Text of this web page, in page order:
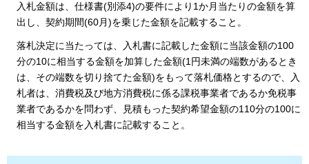
入札金額は、仕様書(別添4)の要件により1か月当たりの金額を算
出し、契約期間(60月)を乗じた金額を記載すること。
落札決定に当たっては、入札書に記載した金額に当該金額の100
分の10に相当する金額を加算した金額(1円未満の端数があるとき
は、その端数を切り捨てた金額)をもって落札価格とするので、入
札者は、消費税及び地方消費税に係る課税事業者であるか免税事
業者であるかを問わず、見積もった契約希望金額の110分の100に
相当する金額を入札書に記載すること。